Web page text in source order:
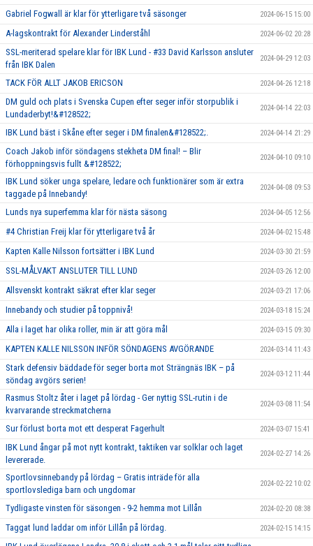
Gabriel Fogwall är klar för ytterligare två säsonger 2024-06-15 15:00
A-lagskontrakt för Alexander Linderståhl 2024-06-02 20:28
SSL-meriterad spelare klar för IBK Lund - #33 David Karlsson ansluter
från IBK Dalen
2024-04-29 12:03
TACK FÖR ALLT JAKOB ERICSON 2024-04-26 12:18
DM guld och plats i Svenska Cupen efter seger inför storpublik i
Lundaderbyt!&#128522;
2024-04-14 22:03
IBK Lund bäst i Skåne efter seger i DM finalen&#128522;. 2024-04-14 21:29
Coach Jakob inför söndagens stekheta DM final! – Blir
förhoppningsvis fullt &#128522;
2024-04-10 09:10
IBK Lund söker unga spelare, ledare och funktionärer som är extra
taggade på Innebandy!
2024-04-08 09:53
Lunds nya superfemma klar för nästa säsong 2024-04-05 12:56
#4 Christian Freij klar för ytterligare två år 2024-04-02 15:48
Kapten Kalle Nilsson fortsätter i IBK Lund 2024-03-30 21:59
SSL-MÅLVAKT ANSLUTER TILL LUND 2024-03-26 12:00
Allsvenskt kontrakt säkrat efter klar seger 2024-03-21 17:06
Innebandy och studier på toppnivå! 2024-03-18 15:24
Alla i laget har olika roller, min är att göra mål 2024-03-15 09:30
KAPTEN KALLE NILSSON INFÖR SÖNDAGENS AVGÖRANDE 2024-03-14 11:43
Stark defensiv bäddade för seger borta mot Strängnäs IBK – på
söndag avgörs serien!
2024-03-12 11:44
Rasmus Stoltz åter i laget på lördag - Ger nyttig SSL-rutin i de
kvarvarande streckmatcherna
2024-03-08 11:54
Sur förlust borta mot ett desperat Fagerhult 2024-03-07 15:41
IBK Lund ångar på mot nytt kontrakt, taktiken var solklar och laget
levererade.
2024-02-27 14:26
Sportlovsinnebandy på lördag – Gratis inträde för alla
sportlovslediga barn och ungdomar
2024-02-22 10:02
Tydligaste vinsten för säsongen - 9-2 hemma mot Lillån 2024-02-20 08:38
Taggat lund laddar om inför Lillån på lördag. 2024-02-15 14:15